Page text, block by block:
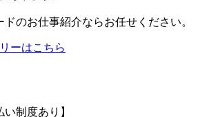
のお仕事紹介ならお任せください。
ーはこちら
い制度あり】